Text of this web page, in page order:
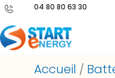
04 80 80 63 30
Accueil /